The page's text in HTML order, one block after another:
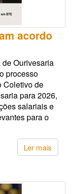
acordo
Ourivesaria
processo
Coletivo de
para 2026,
salariais e
para o
Ler mais